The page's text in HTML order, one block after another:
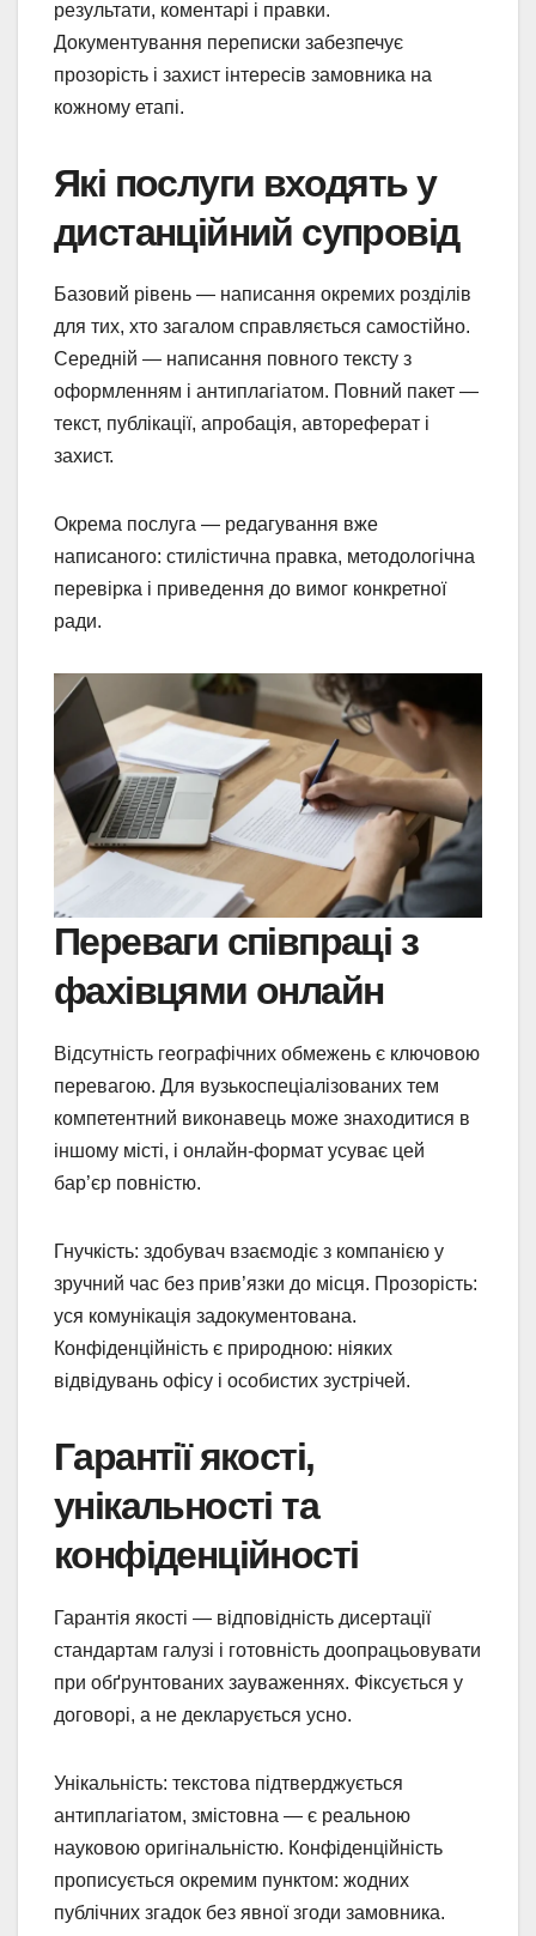
результати, коментарі і правки.
Документування переписки забезпечує
прозорість і захист інтересів замовника на
кожному етапі.
Які послуги входять у
дистанційний супровід
Базовий рівень — написання окремих розділів
для тих, хто загалом справляється самостійно.
Середній — написання повного тексту з
оформленням і антиплагіатом. Повний пакет —
текст, публікації, апробація, автореферат і
захист.
Окрема послуга — редагування вже
написаного: стилістична правка, методологічна
перевірка і приведення до вимог конкретної
ради.
Переваги співпраці з
фахівцями онлайн
Відсутність географічних обмежень є ключовою
перевагою. Для вузькоспеціалізованих тем
компетентний виконавець може знаходитися в
іншому місті, і онлайн-формат усуває цей
бар’єр повністю.
Гнучкість: здобувач взаємодіє з компанією у
зручний час без прив’язки до місця. Прозорість:
уся комунікація задокументована.
Конфіденційність є природною: ніяких
відвідувань офісу і особистих зустрічей.
Гарантії якості,
унікальності та
конфіденційності
Гарантія якості — відповідність дисертації
стандартам галузі і готовність доопрацьовувати
при обґрунтованих зауваженнях. Фіксується у
договорі, а не декларується усно.
Унікальність: текстова підтверджується
антиплагіатом, змістовна — є реальною
науковою оригінальністю. Конфіденційність
прописується окремим пунктом: жодних
публічних згадок без явної згоди замовника.